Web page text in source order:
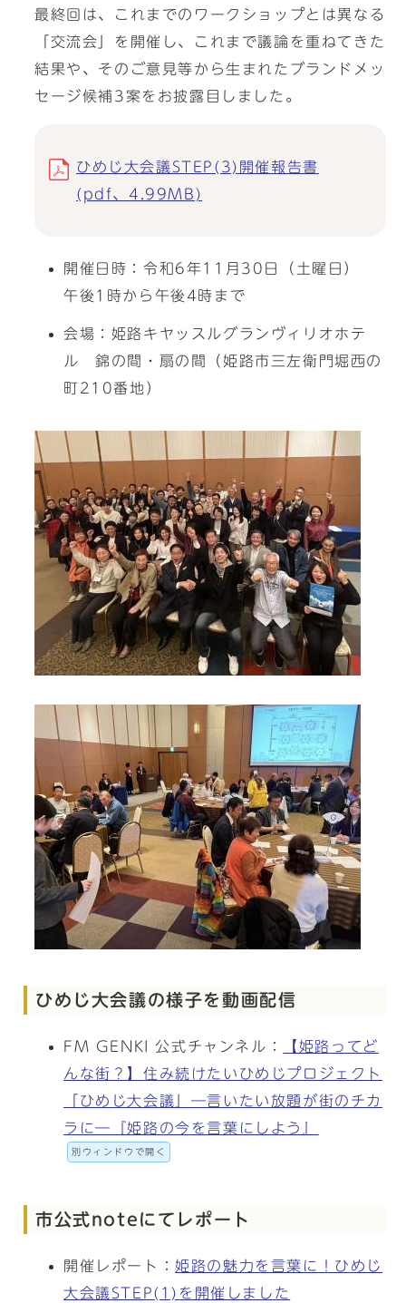
最終回は、これまでのワークショップとは異なる
「交流会」を開催し、これまで議論を重ねてきた
結果や、そのご意見等から生まれたブランドメッ
セージ候補3案をお披露目しました。
ひめじ大会議STEP(3)開催報告書
(pdf、4.99MB)
開催日時：令和6年11月30日（土曜日）
午後1時から午後4時まで
会場：姫路キヤッスルグランヴィリオホテ
ル 錦の間・扇の間（姫路市三左衛門堀西の
町210番地）
ひめじ大会議の様子を動画配信
FM GENKI 公式チャンネル：
【姫路ってど
んな街？】住み続けたいひめじプロジェクト
「ひめじ大会議」―言いたい放題が街のチカ
ラに―『姫路の今を言葉にしよう』
別ウィンドウで開く
市公式noteにてレポート
開催レポート：姫路の魅力を言葉に！ひめじ
大会議STEP(1)を開催しました